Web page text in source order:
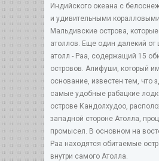
Индийского океана с
и удивительными
Мальдивские острова, которые
атоллов. Еще один далекий от
атолл - Раа, содержащий 15
островов. Алифуши, который
основание, известен тем, что
самые удобные рабацкие
острове Кандолхудоо,
западной стороне Атолла,
промысел. В основном на
Раа находятся обитаемые
внутри самого Атолла.